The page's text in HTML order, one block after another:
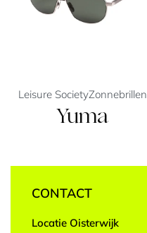
Leisure SocietyZonnebrillen
Yuma
CONTACT
Locatie Oisterwijk